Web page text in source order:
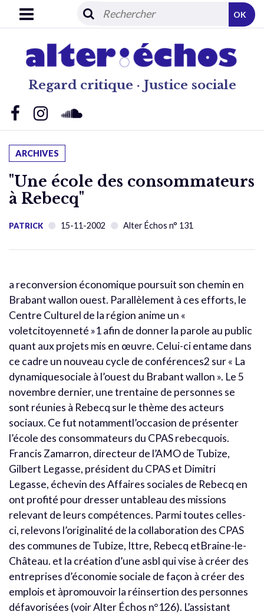
Regard critique · Justice sociale
OK
ARCHIVES
"Une école des consommateurs
à Rebecq"
PATRICK 15-11-2002 Alter Échos n° 131
a reconversion économique poursuit son chemin en
Brabant wallon ouest. Parallèlement à ces efforts, le
Centre Culturel de la région anime un «
voletcitoyenneté »1 afin de donner la parole au public
quant aux projets mis en œuvre. Celui-ci entame dans
ce cadre un nouveau cycle de conférences2 sur « La
dynamiquesociale à l’ouest du Brabant wallon ». Le 5
novembre dernier, une trentaine de personnes se
sont réunies à Rebecq sur le thème des acteurs
sociaux. Ce fut notammentl’occasion de présenter
l’école des consommateurs du CPAS rebecquois.
Francis Zamarron, directeur de l’AMO de Tubize,
Gilbert Legasse, président du CPAS et Dimitri
Legasse, échevin des Affaires sociales de Rebecq en
ont profité pour dresser untableau des missions
relevant de leurs compétences. Parmi toutes celles-
ci, relevons l’originalité de la collaboration des CPAS
des communes de Tubize, Ittre, Rebecq etBraine-le-
Château. et la création d’une asbl qui vise à créer des
entreprises d’économie sociale de façon à créer des
emplois et àpromouvoir la réinsertion des personnes
défavorisées (voir Alter Échos n°126). L’assistant